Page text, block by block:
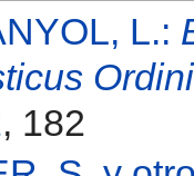
L.:
, 182